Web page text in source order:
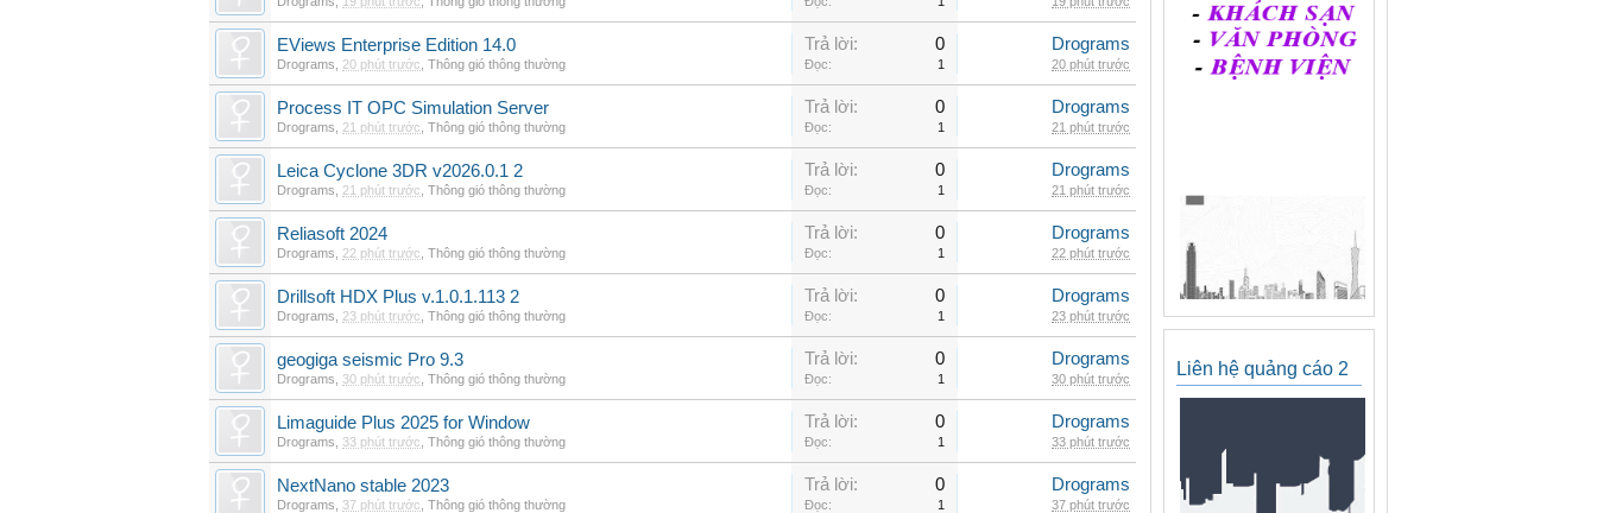
EViews Enterprise Edition 14.0
Drograms 20 phút trước Thông gió thông thường
Trả lời: 0
Đọc: 1
Drograms
20 phút trước
Process IT OPC Simulation Server
Drograms 21 phút trước Thông gió thông thường
Trả lời: 0
Đọc: 1
Drograms
21 phút trước
Leica Cyclone 3DR v2026.0.1 2
Drograms 21 phút trước Thông gió thông thường
Trả lời: 0
Đọc: 1
Drograms
21 phút trước
Reliasoft 2024
Drograms 22 phút trước Thông gió thông thường
Trả lời: 0
Đọc: 1
Drograms
22 phút trước
Drillsoft HDX Plus v.1.0.1.113 2
Drograms 23 phút trước Thông gió thông thường
Trả lời: 0
Đọc: 1
Drograms
23 phút trước
geogiga seismic Pro 9.3
Drograms 30 phút trước Thông gió thông thường
Trả lời: 0
Đọc: 1
Drograms
30 phút trước
Limaguide Plus 2025 for Window
Drograms 33 phút trước Thông gió thông thường
Trả lời: 0
Đọc: 1
Drograms
33 phút trước
NextNano stable 2023
Drograms 37 phút trước Thông gió thông thường
Trả lời: 0
Đọc: 1
Drograms
37 phút trước
Liên hệ quảng cáo 2